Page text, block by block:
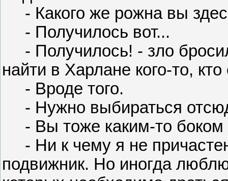
- Какого же рожна вы
- Получилось вот...
- Получилось! - зло
найти в Харлане кого-то,
- Вроде того.
- Нужно выбираться
- Вы тоже каким-то боком
- Ни к чему я не
подвижник. Но иногда